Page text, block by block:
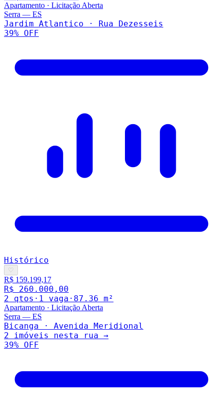
Apartamento · Licitação Aberta
Serra — ES
Jardim Atlantico · Rua Dezesseis
39% OFF
Histórico
♡
R$ 159.199,17
R$ 260.000,00
2 qtos · 1 vaga · 87.36 m²
Apartamento · Licitação Aberta
Serra — ES
Bicanga · Avenida Meridional
2 imóveis nesta rua →
39% OFF